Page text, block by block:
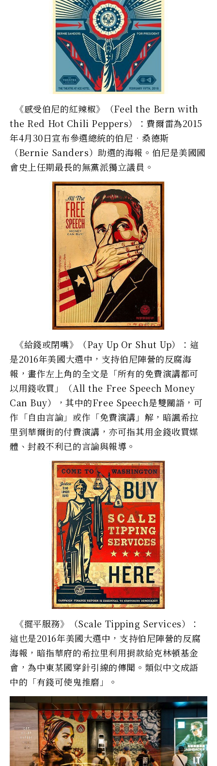
《感受伯尼的紅辣椒》（Feel the Bern with
the Red Hot Chili Peppers）：費爾雷為2015
年4月30日宣布參選總統的伯尼•桑德斯
（Bernie Sanders）助選的海報。伯尼是美國國
會史上任期最長的無黨派獨立議員。
《給錢或閉嘴》（Pay Up Or Shut Up）：這
是2016年美國大選中，支持伯尼陣營的反腐海
報，畫作左上角的全文是「所有的免費演講都可
以用錢收買」（All the Free Speech Money
Can Buy），其中的Free Speech是雙關語，可
作「自由言論」或作「免費演講」解，暗諷希拉
里到華爾街的付費演講，亦可指其用金錢收買媒
體、封殺不利已的言論與報導。
《擺平服務》（Scale Tipping Services）：
這也是2016年美國大選中，支持伯尼陣營的反腐
海報，暗指華府的希拉里利用捐款給克林頓基金
會，為中東某國穿針引線的傳聞。類似中文成語
中的「有錢可使鬼推磨」。